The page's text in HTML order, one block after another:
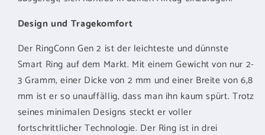
Design und Tragekomfort
Der RingConn Gen 2 ist der leichteste und dünnste
Smart Ring auf dem Markt. Mit einem Gewicht von nur 2-
3 Gramm, einer Dicke von 2 mm und einer Breite von 6,8
mm ist er so unauffällig, dass man ihn kaum spürt. Trotz
seines minimalen Designs steckt er voller
fortschrittlicher Technologie. Der Ring ist in drei